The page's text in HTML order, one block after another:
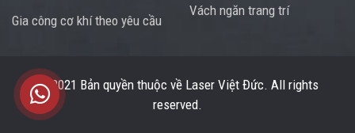
Gia công cơ khí theo yêu cầu
Vách ngăn trang trí
© 2021 Bản quyền thuộc về Laser Việt Đức. All rights
reserved.
Trung tâm hỗ trợ